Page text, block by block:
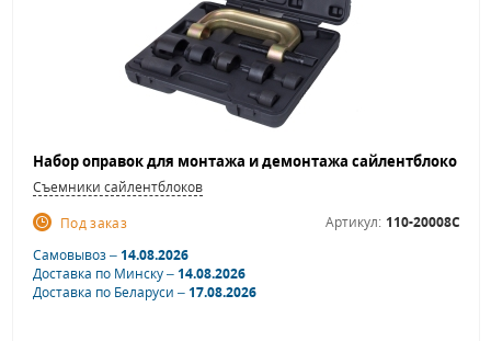
Съемники сайлентблоков
Под заказ
Артикул: 110-20008C
Самовывоз –14.08.2026
Доставка по Минску –14.08.2026
Доставка по Беларуси –17.08.2026